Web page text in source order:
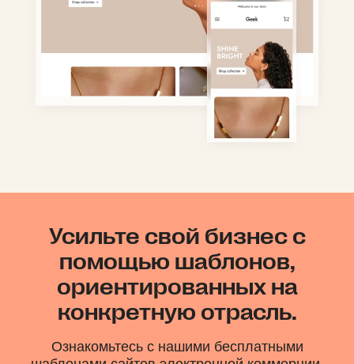
Усильте свой бизнес с
помощью шаблонов,
ориентированных на
конкретную отрасль.
Ознакомьтесь с нашими бесплатными